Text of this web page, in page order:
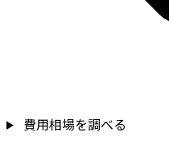
費用相場を調べる